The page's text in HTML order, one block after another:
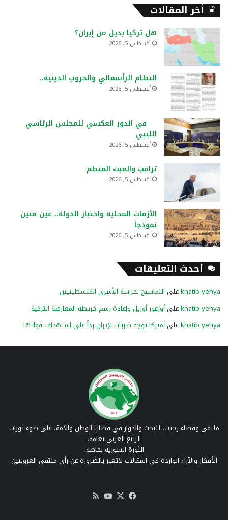
أخر المقالات
هل تركيا بديل من إيران؟
أغسطس 5, 2026
النظام الرأسمالي والحروب الدينية..
أغسطس 5, 2026
في الدور العكسي للمجلس الرئاسي
الليبي
أغسطس 5, 2026
ترامب والعبث المنظم
أغسطس 5, 2026
الأزمات المحلية واختبار الدولة.. عين منين
نموذجاً
أغسطس 5, 2026
أحدث التعليقات
khatib yehyaعلى التماسيح لحراسة الأسرى الفلسطينيين
khatib yehyaعلىأوزغور أوزيل وإعادة رسم خريطة المعارضة التركية
khatib yehyaعلىأميركا توجه ضربات لإيران رداً على استهداف قواتها
ملتقى وفضاء رحيب، للبحث والحوار في قضايا الوطن والأمة، على ضوء ثورات
الربيع العربي بعامة،
الثورة السورية بخاصة.
الأفكار والآراء الواردة في المقالات لاتعبر بالضرورة عن رأي ملتقى العروبيين
فيسبوك
‫X
‫YouTube